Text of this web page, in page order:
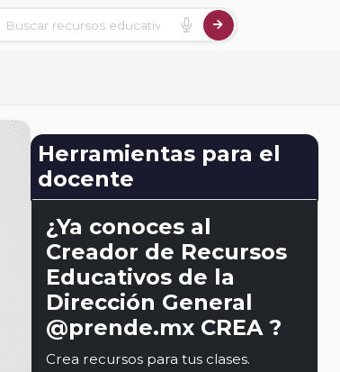
Herramientas para el
docente
¿Ya conoces al
Creador de Recursos
Educativos de la
Dirección General
@prende.mx CREA ?
Crea recursos para tus clases.